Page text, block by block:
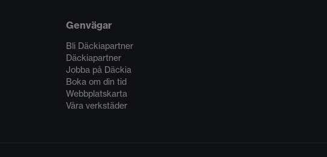
Genvägar
Bli Däckiapartner
Däckiapartner
Jobba på Däckia
Boka om din tid
Webbplatskarta
Våra verkstäder